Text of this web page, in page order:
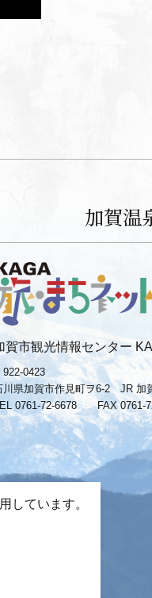
加賀温
賀市観光情報センター
922-0423
川県加賀市作見町ヲ6-2 JR 加
0761-72-6678
FAX 0761-
しています。